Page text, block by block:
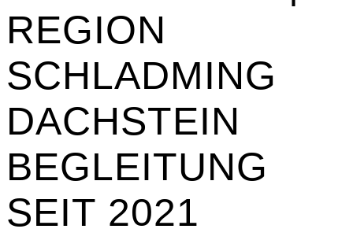
REGION
SCHLADMING
DACHSTEIN
BEGLEITUNG
SEIT 2021